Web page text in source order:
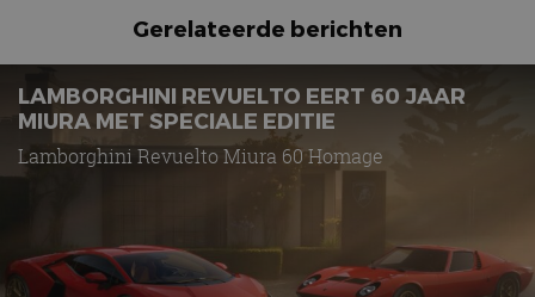
Gerelateerde berichten
LAMBORGHINI REVUELTO EERT 60 JAAR
MIURA MET SPECIALE EDITIE
Lamborghini Revuelto Miura 60 Homage